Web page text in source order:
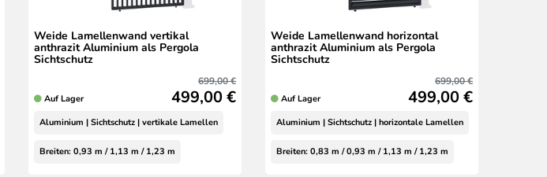
Weide Lamellenwand vertikal
anthrazit Aluminium als Pergola
Sichtschutz
Auf Lager
699,00 €
499,00 €
Aluminium | Sichtschutz | vertikale Lamellen
Breiten: 0,93 m / 1,13 m / 1,23 m
Weide Lamellenwand horizontal
anthrazit Aluminium als Pergola
Sichtschutz
Auf Lager
699,00 €
499,00 €
Aluminium | Sichtschutz | horizontale Lamellen
Breiten: 0,83 m / 0,93 m / 1,13 m / 1,23 m